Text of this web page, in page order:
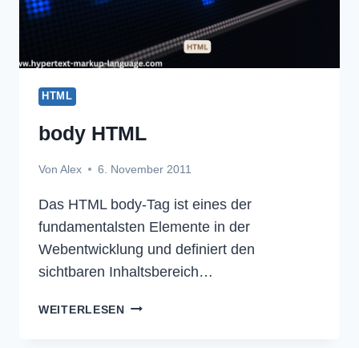
HTML
body HTML
Von Alex 6. November 2011
Das HTML body-Tag ist eines der
fundamentalsten Elemente in der
Webentwicklung und definiert den
sichtbaren Inhaltsbereich…
WEITERLESEN BODY